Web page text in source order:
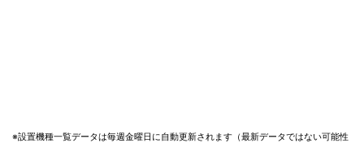
※設置機種一覧データは毎週金曜日に自動更新されます（最新データではない可能性